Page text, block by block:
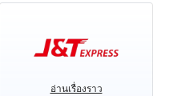
อ่านเรื่องราว